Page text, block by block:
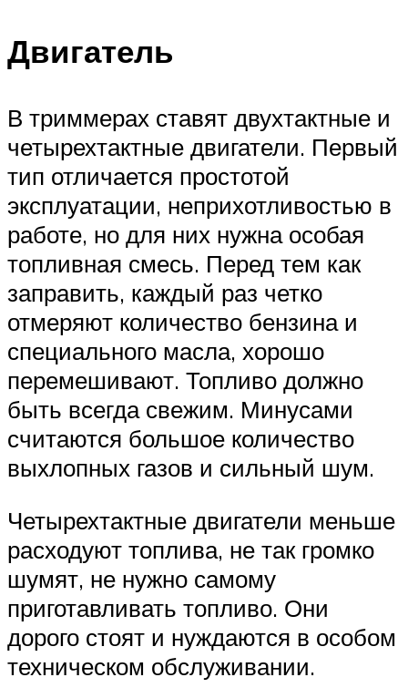
Двигатель
В триммерах ставят двухтактные и
четырехтактные двигатели. Первый
тип отличается простотой
эксплуатации, неприхотливостью в
работе, но для них нужна особая
топливная смесь. Перед тем как
заправить, каждый раз четко
отмеряют количество бензина и
специального масла, хорошо
перемешивают. Топливо должно
быть всегда свежим. Минусами
считаются большое количество
выхлопных газов и сильный шум.
Четырехтактные двигатели меньше
расходуют топлива, не так громко
шумят, не нужно самому
приготавливать топливо. Они
дорого стоят и нуждаются в особом
техническом обслуживании.